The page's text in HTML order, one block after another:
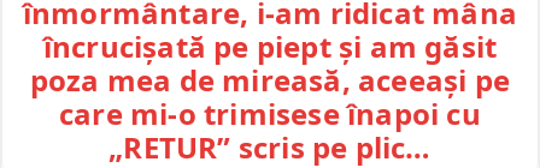
înmormântare, i-am ridicat mâna
încrucișată pe piept și am găsit
poza mea de mireasă, aceeași pe
care mi-o trimisese înapoi cu
„RETUR” scris pe plic…